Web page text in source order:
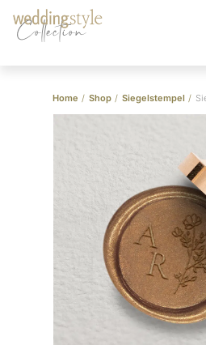
Collection
Home / Shop / Siegelstempel /